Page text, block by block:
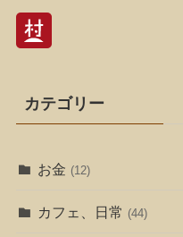
カテゴリー
お金 (12)
カフェ、日常 (44)